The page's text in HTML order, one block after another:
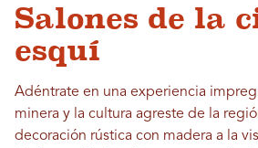
Salones de la
esquí
Adéntrate en una experiencia
minera y la cultura agreste de la
decoración rústica con madera a la